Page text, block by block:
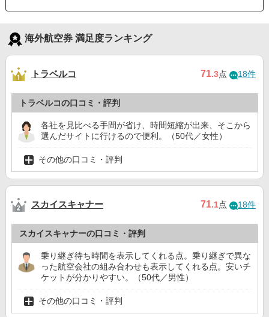
海外航空券 満足度ランキング
トラベルコ 71.3点 18件
トラベルコの口コミ・評判
各社を見比べる手間が省け、時間短縮が出来、そこから
選んだサイトに行けるので便利。（50代／女性）
その他の口コミ・評判
スカイスキャナー 71.1点 18件
スカイスキャナーの口コミ・評判
乗り継ぎ待ち時間を表示してくれる点。乗り継ぎで異な
った航空会社の組み合わせも表示してくれる点。安いチ
ケットが分かりやすい。（50代／男性）
その他の口コミ・評判